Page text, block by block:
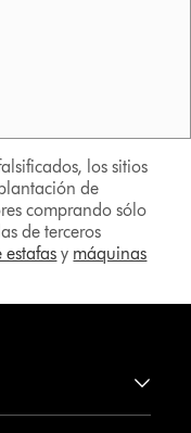
los sitios
de
comprando sólo
de terceros
y máquinas